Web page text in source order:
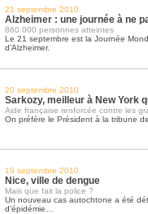
21 septembre 2010
Alzheimer : une journée à ne
860 000 personnes atteintes
Le 21 septembre est la Journée
d’Alzheimer.
20 septembre 2010
Sarkozy, meilleur à New York
Aide française renforcée contre les
On préfère le Président à la tribune
19 septembre 2010
Nice, ville de dengue
Mais que fait la police ?
Un nouveau cas autochtone a été
d’épidémie…